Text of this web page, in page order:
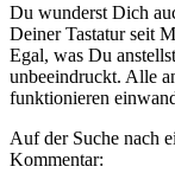
Du wunderst Dich
Deiner Tastatur seit
Egal, was Du
unbeeindruckt. Alle
funktionieren
Auf der Suche nach
Kommentar: